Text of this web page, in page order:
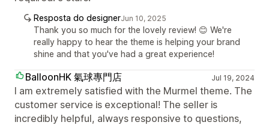
Resposta do designerJun 10, 2025
Thank you so much for the lovely review! 😊 We're
really happy to hear the theme is helping your brand
shine and that you've had a great experience!
BalloonHK 氣球專門店 Jul 19, 2024
I am extremely satisfied with the Murmel theme. The
customer service is exceptional! The seller is
incredibly helpful, always responsive to questions,